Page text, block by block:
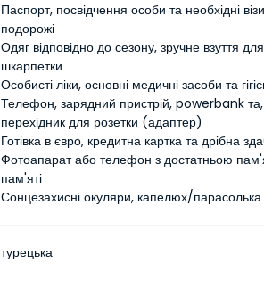
Паспорт, посвідчення особи та необхідні
подорожі
Одяг відповідно до сезону, зручне взуття
шкарпетки
Особисті ліки, основні медичні засоби та
Телефон, зарядний пристрій, powerbank та,
перехідник для розетки (адаптер)
Готівка в євро, кредитна картка та дрібна
Фотоапарат або телефон з достатньою
пам'яті
Сонцезахисні окуляри, капелюх/
турецька